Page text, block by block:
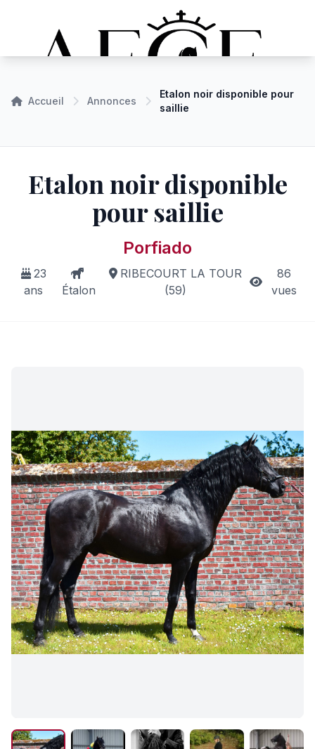
Accueil Annonces
Etalon noir disponible pour
saillie
Etalon noir disponible
pour saillie
Porfiado
23
ans
Étalon
RIBECOURT LA TOUR
(59)
86
vues